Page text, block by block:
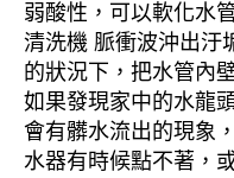
弱酸性，可以軟化水
清洗機 脈衝波沖出汙
的狀況下，把水管內
如果發現家中的水龍
會有髒水流出的現象
水器有時候點不著，